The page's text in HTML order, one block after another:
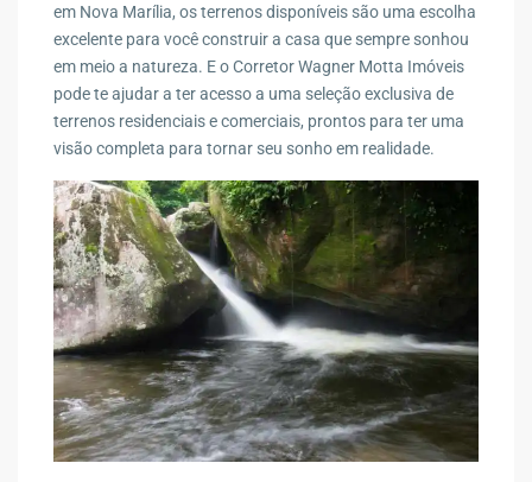
em Nova Marília, os terrenos disponíveis são uma escolha
excelente para você construir a casa que sempre sonhou
em meio a natureza. E o Corretor Wagner Motta Imóveis
pode te ajudar a ter acesso a uma seleção exclusiva de
terrenos residenciais e comerciais, prontos para ter uma
visão completa para tornar seu sonho em realidade.